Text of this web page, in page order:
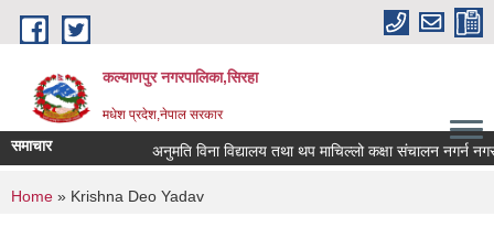
Skip to main content
कल्याणपुर नगरपालिका,सिरहा
मधेश प्रदेश,नेपाल सरकार
समाचार अनुमति विना विद्यालय तथा थप माचिल्लो कक्षा संचालन नगर्न
You are here
Home » Krishna Deo Yadav